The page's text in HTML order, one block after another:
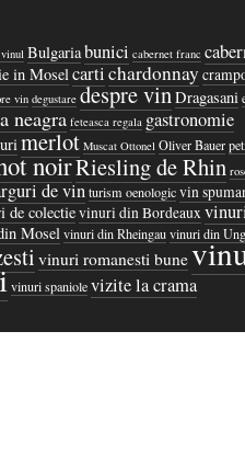
Bulgariabunici cabernet franc
in Mosel cartichardonnay
vin degustare despre vinDragasani
neagra feteasca regala gastronomie
merlot Muscat Ottonel Oliver Bauer
noirRiesling de Rhin
de vinturism oenologicvin
de colectievinuri din Bordeaux
Mosel vinuri din Rheingauvinuri din
vinuri romanesti bune
vinuri spaniolevizite la crama